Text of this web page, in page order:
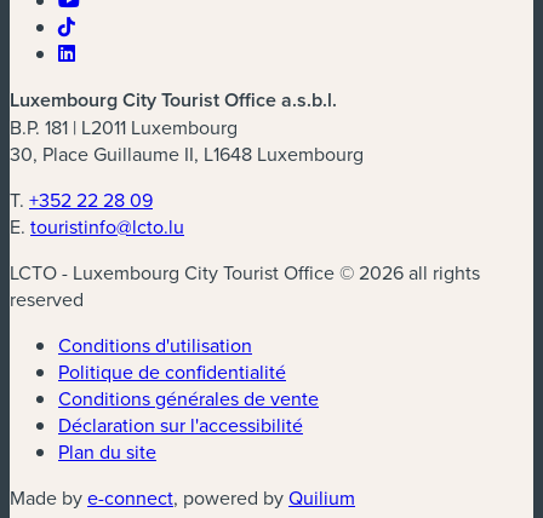
Luxembourg City Tourist Office a.s.b.l.
B.P. 181 | L2011 Luxembourg
30, Place Guillaume II, L1648 Luxembourg
T. +352 22 28 09
E. touristinfo@lcto.lu
LCTO - Luxembourg City Tourist Office © 2026 all rights
reserved
Conditions d'utilisation
Politique de confidentialité
Conditions générales de vente
Déclaration sur l'accessibilité
Plan du site
Made bye-connect(nouvelle fenêtre)
, powered byQuilium